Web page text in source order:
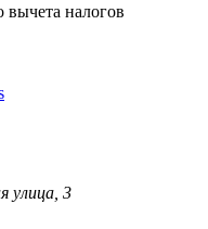
вычета налогов
улица, 3